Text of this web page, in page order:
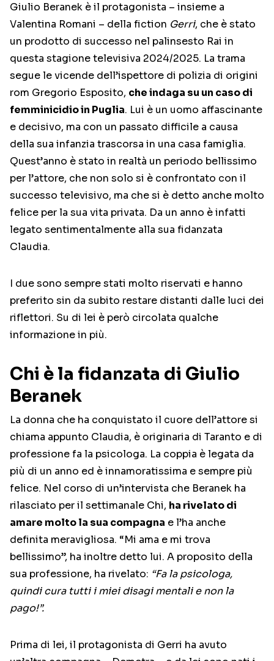
Giulio Beranek è il protagonista – insieme a
Valentina Romani – della fiction Gerri, che è stato
un prodotto di successo nel palinsesto Rai in
questa stagione televisiva 2024/2025. La trama
segue le vicende dell’ispettore di polizia di origini
rom Gregorio Esposito, che indaga su un caso di
femminicidio in Puglia. Lui è un uomo affascinante
e decisivo, ma con un passato difficile a causa
della sua infanzia trascorsa in una casa famiglia.
Quest’anno è stato in realtà un periodo bellissimo
per l’attore, che non solo si è confrontato con il
successo televisivo, ma che si è detto anche molto
felice per la sua vita privata. Da un anno è infatti
legato sentimentalmente alla sua fidanzata
Claudia.
I due sono sempre stati molto riservati e hanno
preferito sin da subito restare distanti dalle luci dei
riflettori. Su di lei è però circolata qualche
informazione in più.
Chi è la fidanzata di Giulio
Beranek
La donna che ha conquistato il cuore dell’attore si
chiama appunto Claudia, è originaria di Taranto e di
professione fa la psicologa. La coppia è legata da
più di un anno ed è innamoratissima e sempre più
felice. Nel corso di un’intervista che Beranek ha
rilasciato per il settimanale Chi, ha rivelato di
amare molto la sua compagna e l’ha anche
definita meravigliosa. “Mi ama e mi trova
bellissimo”, ha inoltre detto lui. A proposito della
sua professione, ha rivelato: “Fa la psicologa,
quindi cura tutti i miei disagi mentali e non la
pago!”.
Prima di lei, il protagonista di Gerri ha avuto